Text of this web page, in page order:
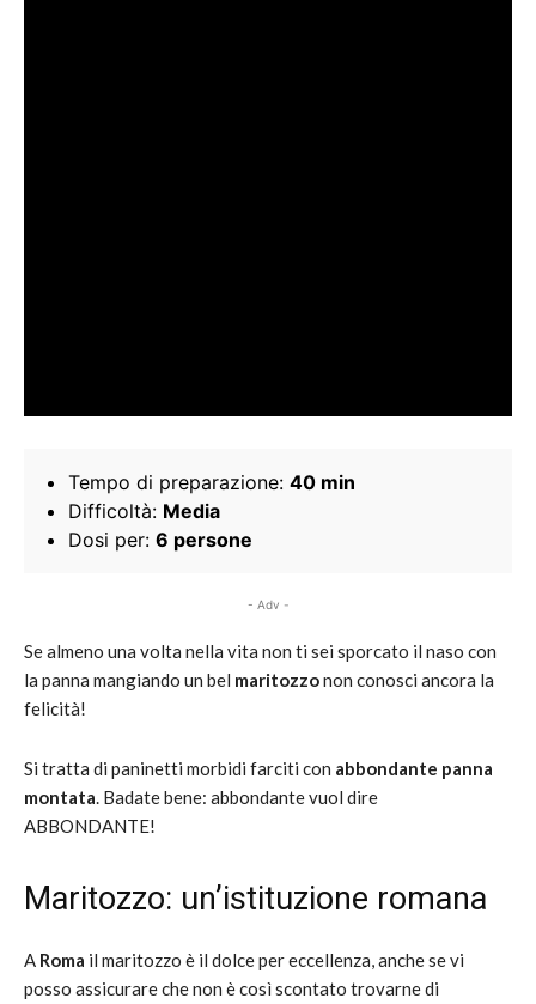
Tempo di preparazione: 40 min
Difficoltà: Media
Dosi per: 6 persone
- Adv -
Se almeno una volta nella vita non ti sei sporcato il naso con
la panna mangiando un bel maritozzonon conosci ancora la
felicità!
Si tratta di paninetti morbidi farciti con abbondante panna
montata. Badate bene: abbondante vuol dire
ABBONDANTE!
Maritozzo: un’istituzione romana
A Roma il maritozzo è il dolce per eccellenza, anche se vi
posso assicurare che non è così scontato trovarne di